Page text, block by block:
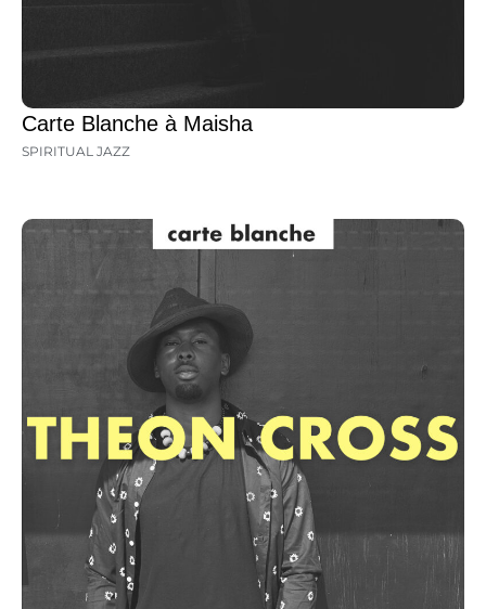
Carte Blanche à Maisha
SPIRITUAL JAZZ